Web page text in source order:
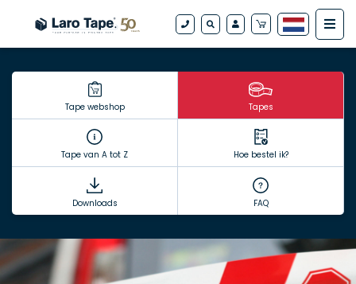
Tape webshop Tapes
Tape van A tot Z Hoe bestel ik?
Downloads FAQ